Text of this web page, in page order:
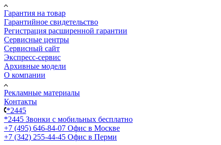
Гарантия на товар
Гарантийное свидетельство
Регистрация расширенной гарантии
Сервисные центры
Сервисный сайт
Экспресс-сервис
Архивные модели
О компании
Рекламные материалы
Контакты
*2445
*2445 Звонки с мобильных бесплатно
+7 (495) 646-84-07 Офис в Москве
+7 (342) 255-44-45 Офис в Перми